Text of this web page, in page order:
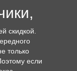
скидкой.
только
если